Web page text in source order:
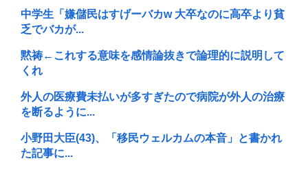
中学生「嫌儲民はすげーバカw 大卒なのに高卒より貧
乏でバカが...
黙祷←これする意味を感情論抜きで論理的に説明して
くれ
外人の医療費未払いが多すぎたので病院が外人の治療
を断るように...
小野田大臣(43)、「移民ウェルカムの本音」と書かれ
た記事に...